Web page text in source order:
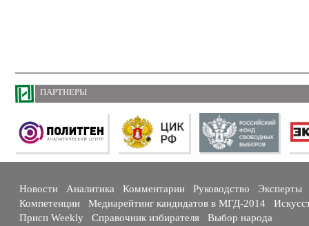
ПАРТНЕРЫ
Новости Аналитика Комментарии Руководство
Эксперты
Компетенции
Медиарейтинг кандидатов в МГД-2014
Присп Weekly
Справочник избирателя
Выбор народа